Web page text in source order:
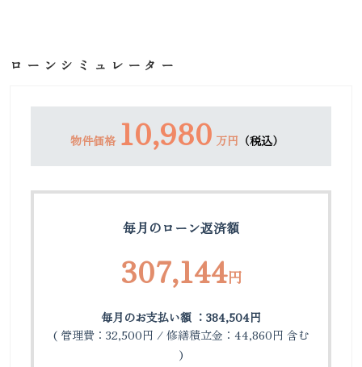
ローンシミュレーター
物件価格 10,980 万円 （税込）
毎月のローン返済額
307,144円
毎月のお支払い額 ：384,504円
( 管理費：32,500円 / 修繕積立金：44,860円 含む
)